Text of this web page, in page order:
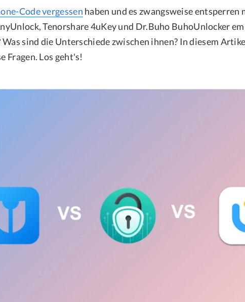
Code vergessen haben und es zwangsweise entsperren
Tenorshare 4uKey und Dr.Buho BuhoUnlocker
Was sind die Unterschiede zwischen ihnen? In diesem
Fragen. Los geht's!